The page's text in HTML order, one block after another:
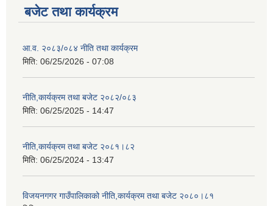
बजेट तथा कार्यक्रम
आ.व. २०८३/०८४ नीति तथा कार्यक्रम
मिति: 06/25/2026 - 07:08
नीति,कार्यक्रम तथा बजेट २०८२/०८३
मिति: 06/25/2025 - 14:47
नीति,कार्यक्रम तथा बजेट २०८१।८२
मिति: 06/25/2024 - 13:47
विजयनगगर गाउँपालिकाको नीति,कार्यक्रम तथा बजेट २०८०।८१